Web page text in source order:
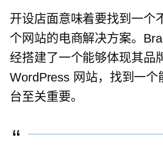
开设店面意味着要找到一个
个网站的电商解决方案。
经搭建了一个能够体现其品
WordPress 网站，找到一个
台至关重要。